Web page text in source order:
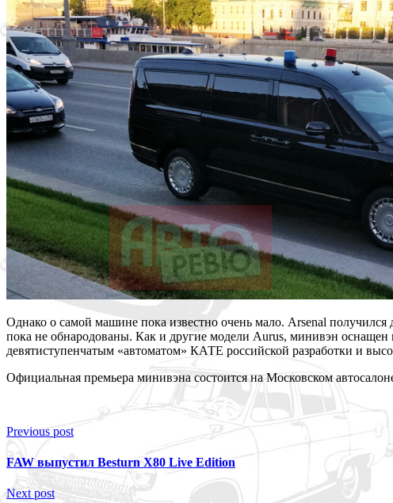
Однако о самой машине пока известно очень мало. Arsenal
пока не обнародованы. Как и другие модели Aurus, минивэн оснащен
девятиступенчатым «автоматом» КАТЕ российской разработки и
Официальная премьера минивэна состоится на Московском
Previous post
FAW выпустил Besturn X80 Live Edition
Next post